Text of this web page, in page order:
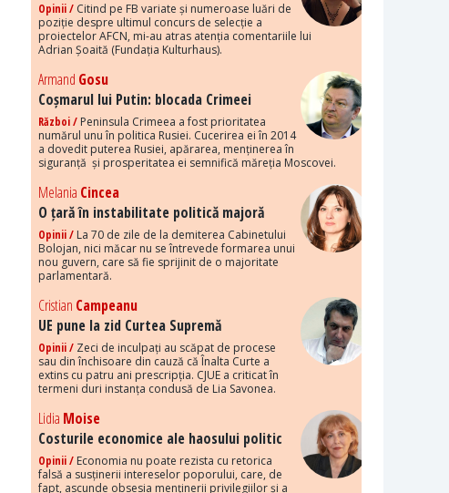
Opinii / Citind pe FB variate și numeroase luări de
poziție despre ultimul concurs de selecție a
proiectelor AFCN, mi-au atras atenția comentariile lui
Adrian Șoaită (Fundația Kulturhaus).
Armand Gosu
Coșmarul lui Putin: blocada Crimeei
Război / Peninsula Crimeea a fost prioritatea
numărul unu în politica Rusiei. Cucerirea ei în 2014
a dovedit puterea Rusiei, apărarea, menținerea în
siguranță și prosperitatea ei semnifică măreția Moscovei.
Melania Cincea
O țară în instabilitate politică majoră
Opinii / La 70 de zile de la demiterea Cabinetului
Bolojan, nici măcar nu se întrevede formarea unui
nou guvern, care să fie sprijinit de o majoritate
parlamentară.
Cristian Campeanu
UE pune la zid Curtea Supremă
Opinii / Zeci de inculpați au scăpat de procese
sau din închisoare din cauză că Înalta Curte a
extins cu patru ani prescripția. CJUE a criticat în
termeni duri instanța condusă de Lia Savonea.
Lidia Moise
Costurile economice ale haosului politic
Opinii / Economia nu poate rezista cu retorica
falsă a susținerii intereselor poporului, care, de
fapt, ascunde obsesia menținerii privilegiilor și a